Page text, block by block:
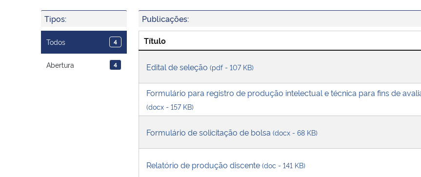
Tipos:
Todos 4
Abertura 4
Publicações:
Título
Edital de seleção (pdf - 107 KB)
Formulário para registro de produção intelectual e técnica para fins de
(docx - 157 KB)
Formulário de solicitação de bolsa (docx - 68 KB)
Relatório de produção discente (doc - 141 KB)